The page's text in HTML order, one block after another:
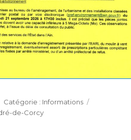
Catégories
Informations
de-Corcy